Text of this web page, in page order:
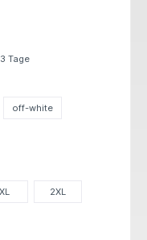
Tage
off-white
XL 2XL